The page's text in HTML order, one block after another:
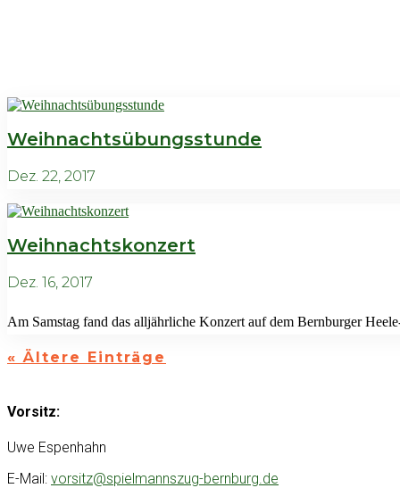
Weihnachtsübungsstunde
Dez. 22, 2017
Weihnachtskonzert
Dez. 16, 2017
Am Samstag fand das alljährliche Konzert auf dem Bernburger
« Ältere Einträge
Vorsitz:
Uwe Espenhahn
E-Mail: vorsitz@spielmannszug-bernburg.de